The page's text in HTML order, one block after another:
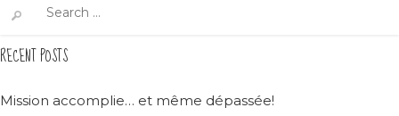
for:
RECENT POSTS
Mission accomplie… et même dépassée!